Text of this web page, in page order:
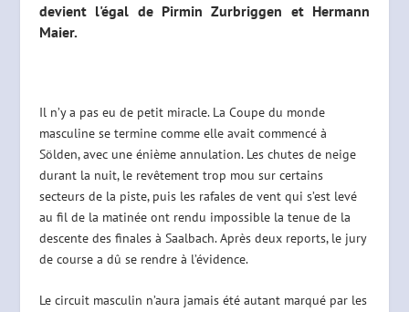
devient l'égal de Pirmin Zurbriggen et Hermann
Maier.
Il n’y a pas eu de petit miracle. La Coupe du monde
masculine se termine comme elle avait commencé à
Sölden, avec une énième annulation. Les chutes de neige
durant la nuit, le revêtement trop mou sur certains
secteurs de la piste, puis les rafales de vent qui s’est levé
au fil de la matinée ont rendu impossible la tenue de la
descente des finales à Saalbach. Après deux reports, le jury
de course a dû se rendre à l’évidence.
Le circuit masculin n’aura jamais été autant marqué par les